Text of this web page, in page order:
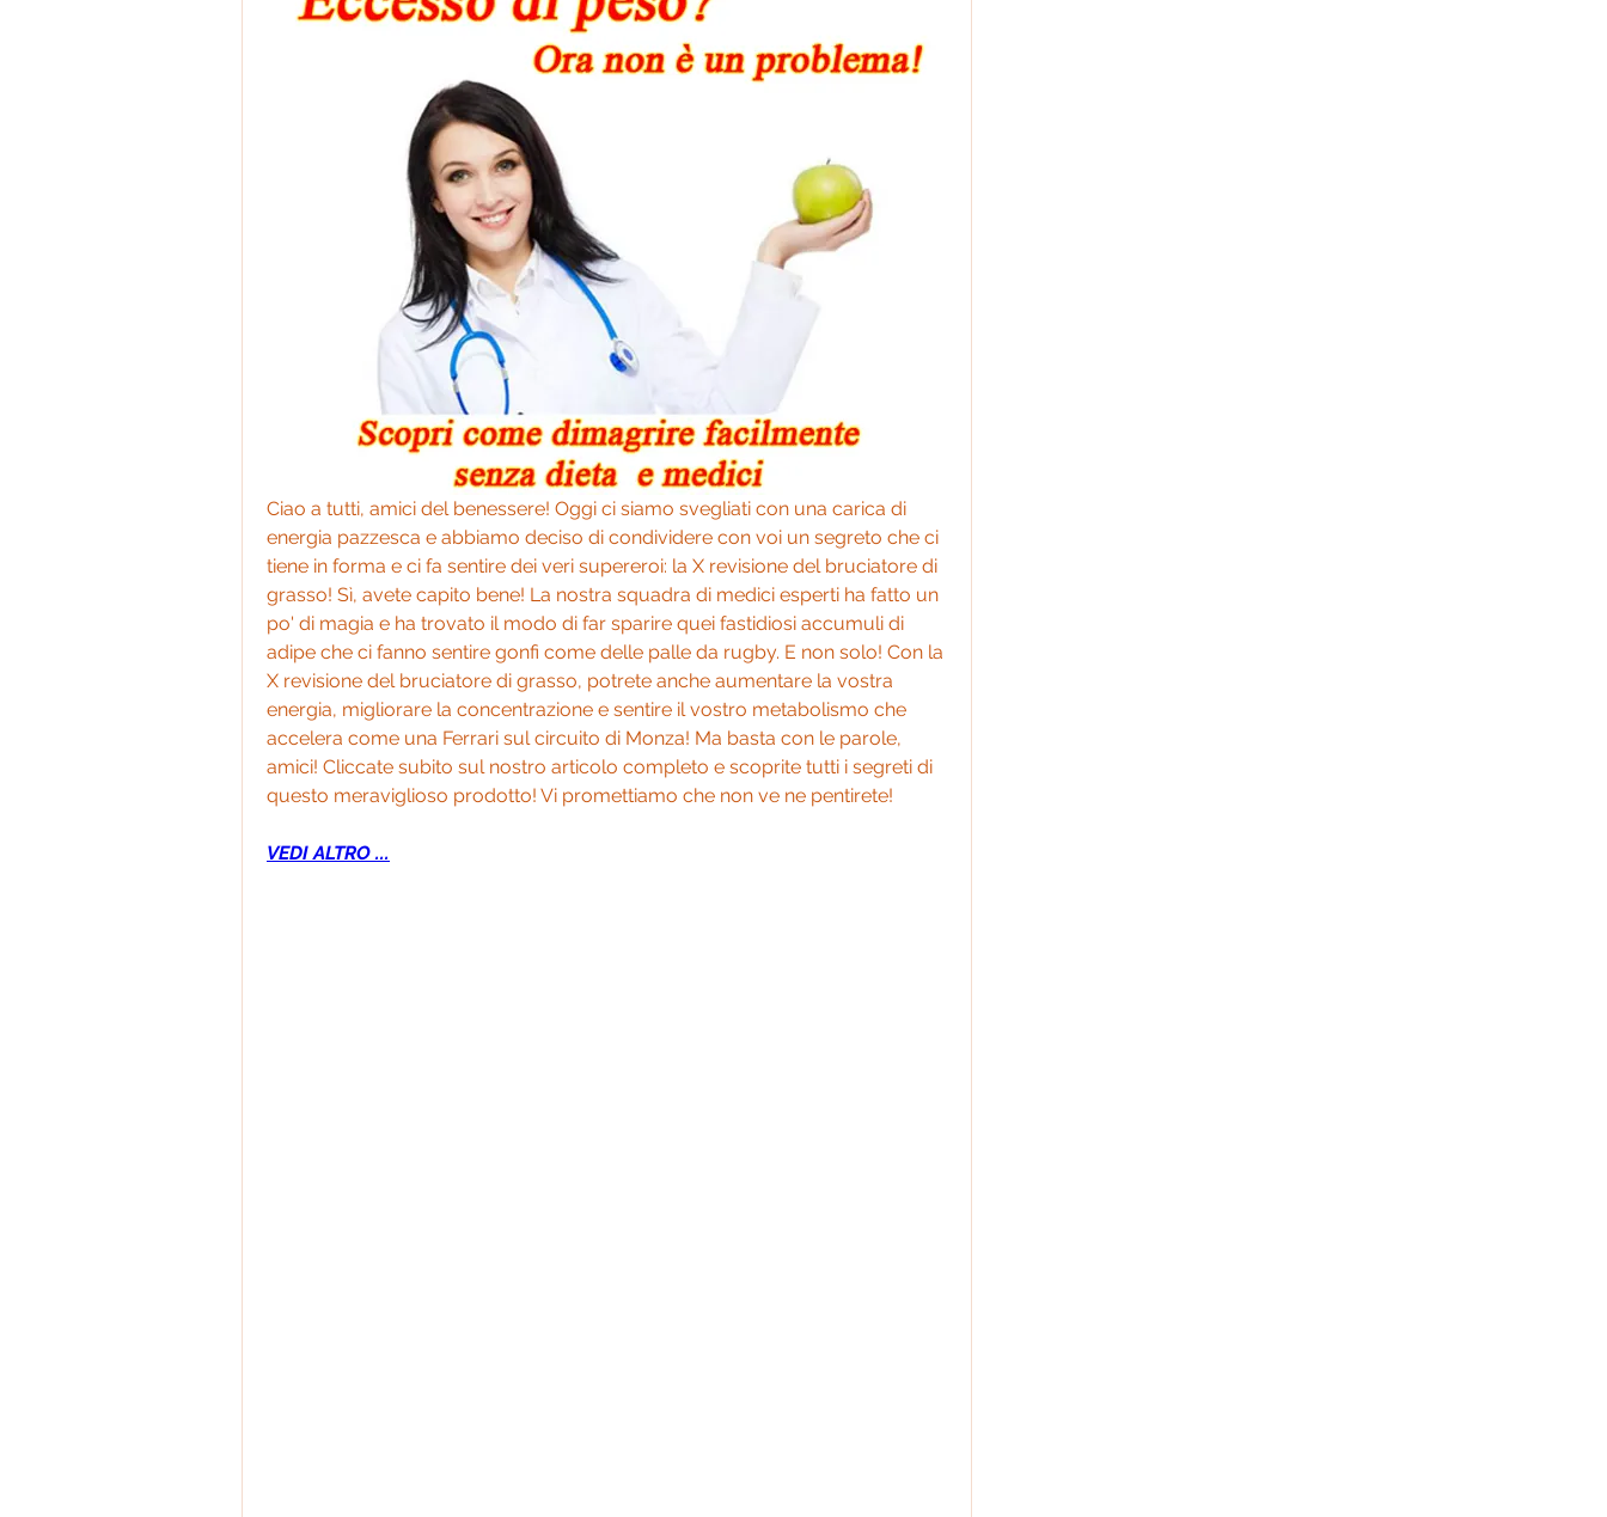
Ciao a tutti, amici del benessere! Oggi ci siamo svegliati con una carica di
energia pazzesca e abbiamo deciso di condividere con voi un segreto che ci
tiene in forma e ci fa sentire dei veri supereroi: la X revisione del bruciatore di
grasso! Sì, avete capito bene! La nostra squadra di medici esperti ha fatto un
po' di magia e ha trovato il modo di far sparire quei fastidiosi accumuli di
adipe che ci fanno sentire gonfi come delle palle da rugby. E non solo! Con la
X revisione del bruciatore di grasso, potrete anche aumentare la vostra
energia, migliorare la concentrazione e sentire il vostro metabolismo che
accelera come una Ferrari sul circuito di Monza! Ma basta con le parole,
amici! Cliccate subito sul nostro articolo completo e scoprite tutti i segreti di
questo meraviglioso prodotto! Vi promettiamo che non ve ne pentirete!
VEDI ALTRO ...